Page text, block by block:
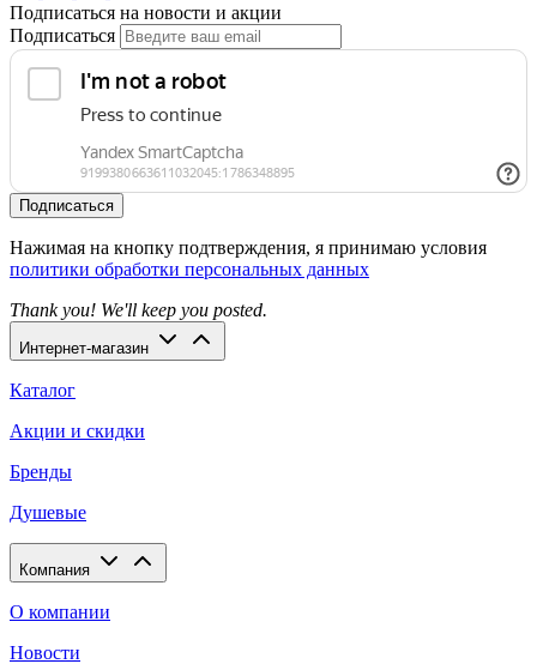
Подписаться на новости и акции
Подписаться
Подписаться
Нажимая на кнопку подтверждения, я принимаю условия
политики обработки персональных данных
Thank you! We'll keep you posted.
Интернет-магазин
Каталог
Акции и скидки
Бренды
Душевые
Компания
О компании
Новости